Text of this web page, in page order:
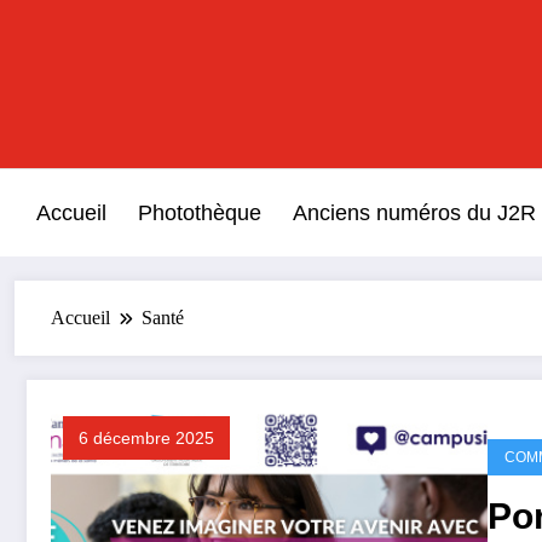
Accueil Photothèque Anciens numéros du J2R
Accueil Santé
6 décembre 2025